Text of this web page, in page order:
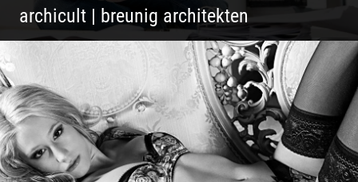
archicult | breunig architekten
Architekten & Bürokatzen | Bauzeichner &
Bauleiter | Mitarbeiter Shooting | Kreative
Köpfe